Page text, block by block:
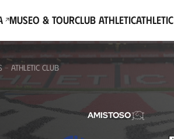
Museo & TourClub AthleticAthletic
- ATHLETIC CLUB
AMISTOSO